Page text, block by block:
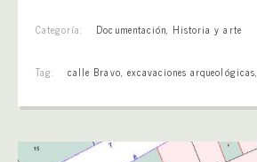
Categoría: Documentación, Historia y arte
Tag: calle Bravo, excavaciones arqueológicas,